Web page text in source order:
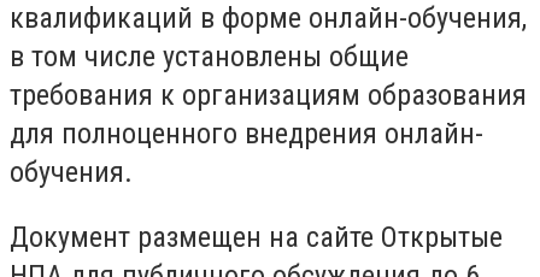
квалификаций в форме онлайн-обучения,
в том числе установлены общие
требования к организациям образования
для полноценного внедрения онлайн-
обучения.
Документ размещен на сайте Открытые